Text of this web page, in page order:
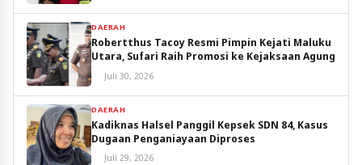
DAERAH
Robertthus Tacoy Resmi Pimpin Kejati Maluku
Utara, Sufari Raih Promosi ke Kejaksaan Agung
Juli 30, 2026
DAERAH
Kadiknas Halsel Panggil Kepsek SDN 84, Kasus
Dugaan Penganiayaan Diproses
Juli 29, 2026